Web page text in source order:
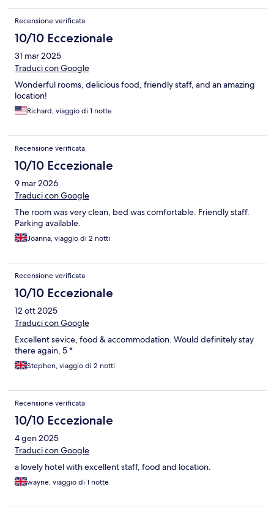
Recensione verificata
10/10 Eccezionale
31 mar 2025
Traduci con Google
Wonderful rooms, delicious food, friendly staff, and an amazing
location!
Richard, viaggio di 1 notte
Recensione verificata
10/10 Eccezionale
9 mar 2026
Traduci con Google
The room was very clean, bed was comfortable. Friendly staff.
Parking available.
Joanna, viaggio di 2 notti
Recensione verificata
10/10 Eccezionale
12 ott 2025
Traduci con Google
Excellent sevice, food & accommodation. Would definitely stay
there again, 5 *
Stephen, viaggio di 2 notti
Recensione verificata
10/10 Eccezionale
4 gen 2025
Traduci con Google
a lovely hotel with excellent staff, food and location.
wayne, viaggio di 1 notte